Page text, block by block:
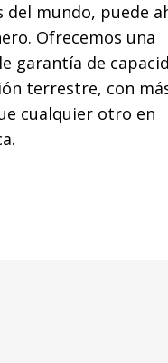
del mundo, puede
Ofrecemos una
garantía de
terrestre, con
cualquier otro en